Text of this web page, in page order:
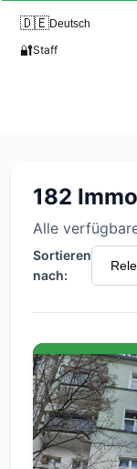
🇩🇪Deutsch
🔐Staff
182
Alle
Sortieren
nach: